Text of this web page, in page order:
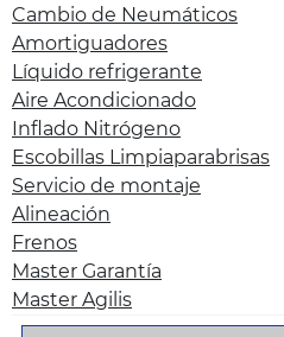
Cambio de Neumáticos
Amortiguadores
Líquido refrigerante
Aire Acondicionado
Inflado Nitrógeno
Escobillas Limpiaparabrisas
Servicio de montaje
Alineación
Frenos
Master Garantía
Master Agilis